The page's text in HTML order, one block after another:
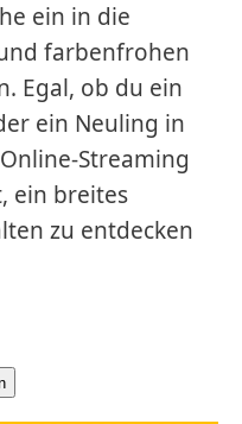
ein in die
farbenfrohen
Egal, ob du ein
ein Neuling in
Streaming
ein breites
zu entdecken